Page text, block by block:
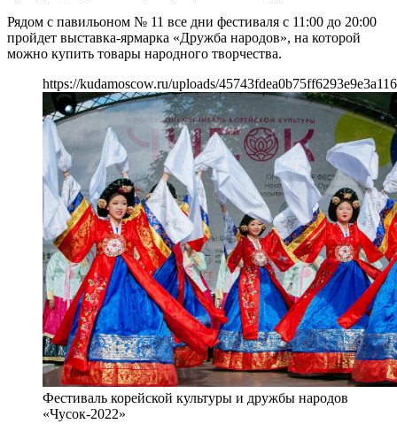
Рядом с павильоном № 11 все дни фестиваля с 11:00 до 20:00
пройдет выставка-ярмарка «Дружба народов», на которой
можно купить товары народного творчества.
https://kudamoscow.ru/uploads/
Фестиваль корейской культуры и дружбы народов
«Чусок-2022»